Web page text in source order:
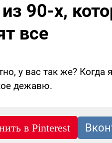
90-х,
все
у вас так же?
дежавю.